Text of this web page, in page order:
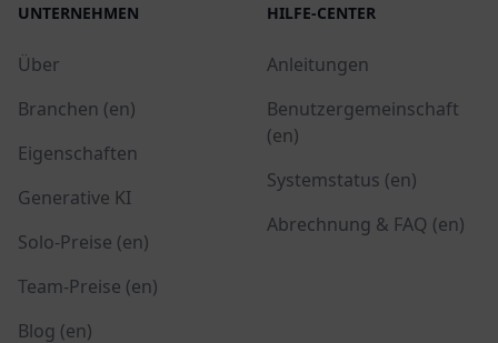
UNTERNEHMEN
Über
Branchen (en)
Eigenschaften
Generative KI
Solo-Preise (en)
Team-Preise (en)
Blog (en)
HILFE-CENTER
Anleitungen
Benutzergemeinschaft
(en)
Systemstatus (en)
Abrechnung & FAQ (en)